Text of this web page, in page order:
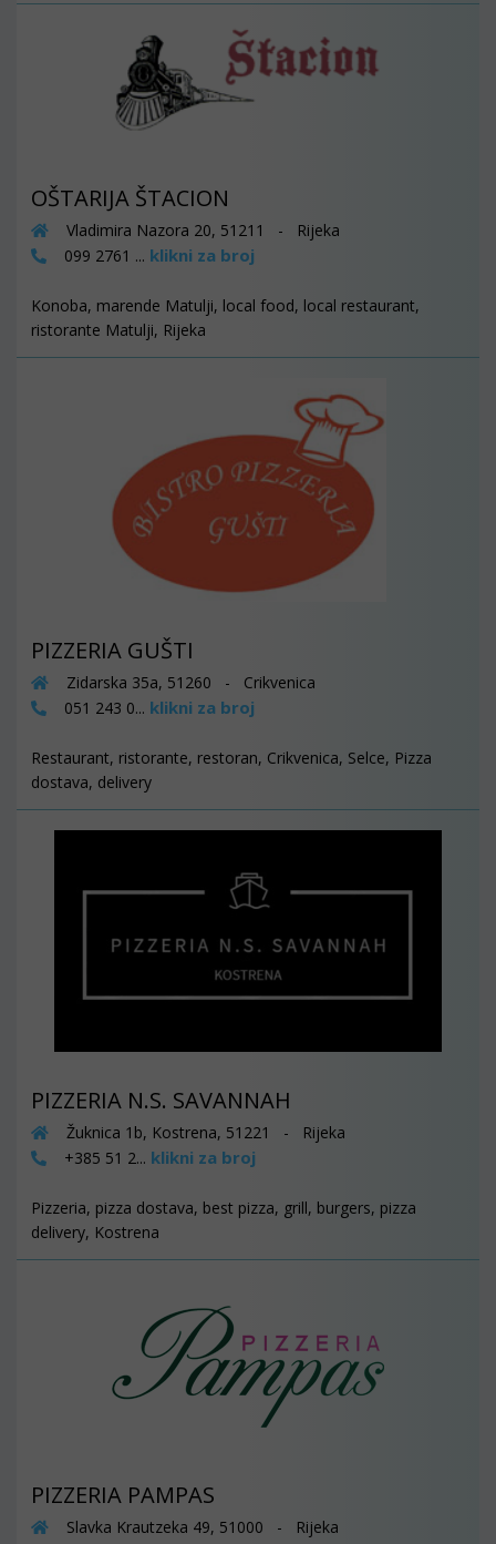
OŠTARIJA ŠTACION
Vladimira Nazora 20, 51211 - Rijeka
099 2761 ... klikni za broj
Konoba, marende Matulji, local food, local restaurant,
ristorante Matulji, Rijeka
PIZZERIA GUŠTI
Zidarska 35a, 51260 - Crikvenica
051 243 0... klikni za broj
Restaurant, ristorante, restoran, Crikvenica, Selce, Pizza
dostava, delivery
PIZZERIA N.S. SAVANNAH
Žuknica 1b, Kostrena, 51221 - Rijeka
+385 51 2... klikni za broj
Pizzeria, pizza dostava, best pizza, grill, burgers, pizza
delivery, Kostrena
PIZZERIA PAMPAS
Slavka Krautzeka 49, 51000 - Rijeka